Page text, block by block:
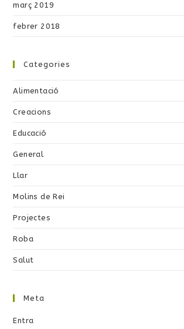
març 2019
febrer 2018
Categories
Alimentació
Creacions
Educació
General
Llar
Molins de Rei
Projectes
Roba
Salut
Meta
Entra